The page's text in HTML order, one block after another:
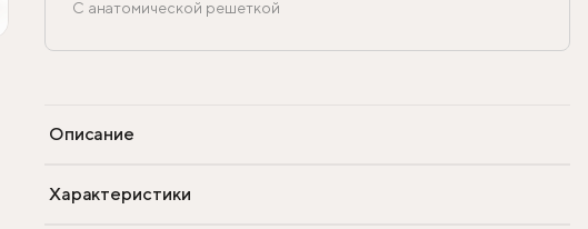
С анатомической решеткой
Описание
Характеристики